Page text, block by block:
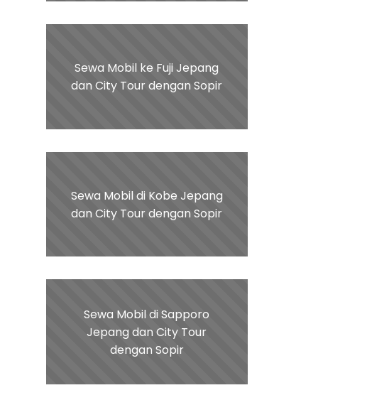
Sewa Mobil ke Fuji Jepang
dan City Tour dengan Sopir
Sewa Mobil di Kobe Jepang
dan City Tour dengan Sopir
Sewa Mobil di Sapporo
Jepang dan City Tour
dengan Sopir